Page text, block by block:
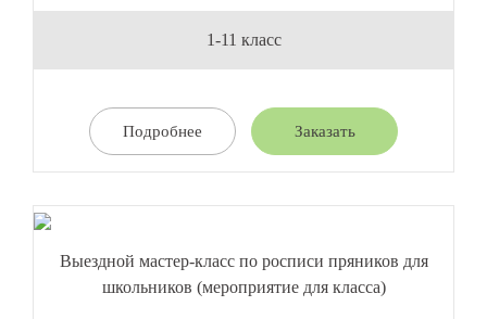
1-11 класс
Подробнее Заказать
Выездной мастер-класс по росписи пряников для
школьников (мероприятие для класса)